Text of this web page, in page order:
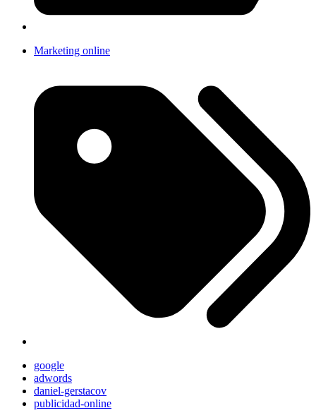
Marketing online
google
adwords
daniel-gerstacov
publicidad-online